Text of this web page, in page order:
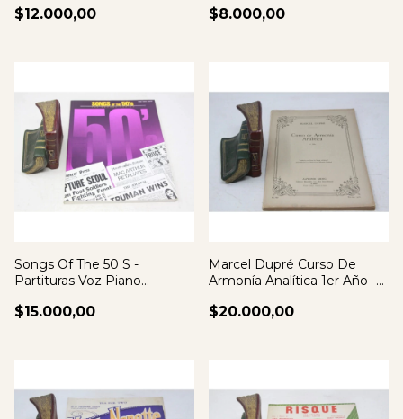
$12.000,00 $8.000,00
Songs Of The 50 S -
Partituras Voz Piano
$15.000,00
Marcel Dupré Curso De
Armonía Analítica 1er Año -
$20.000,00